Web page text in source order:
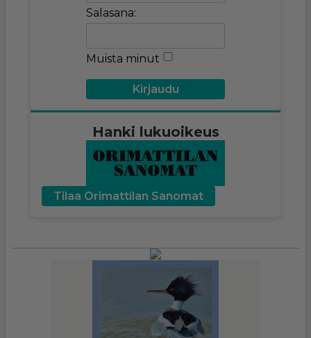
Salasana:
Muista minut
Hanki lukuoikeus
Tilaa Orimattilan Sanomat